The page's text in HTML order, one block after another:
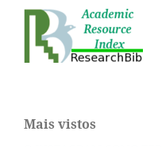
Mais vistos